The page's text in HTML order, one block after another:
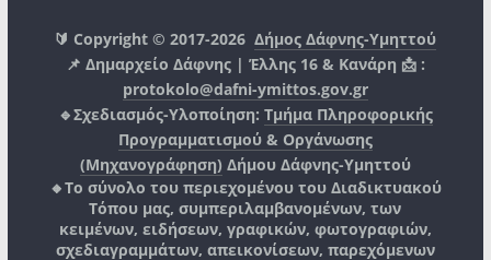
🔰 Copyright © 2017-2026Δήμος Δάφνης-Υμηττού
📌 Δημαρχείο Δάφνης | Έλλης 16 & Κανάρη 📩 :
protokolo@dafni-ymittos.gov.gr
🔹Σχεδιασμός-Υλοποίηση: Τμήμα Πληροφορικής
Προγραμματισμού & Οργάνωσης
(Μηχανογράφηση) Δήμου Δάφνης-Υμηττού
🔸Το σύνολο του περιεχομένου του Διαδικτυακού
Τόπου μας, συμπεριλαμβανομένων, των
κειμένων, ειδήσεων, γραφικών, φωτογραφιών,
σχεδιαγραμμάτων, απεικονίσεων, παρεχόμενων